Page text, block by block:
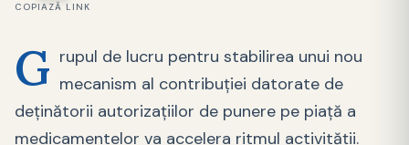
COPIAZĂ LINK
G rupul de lucru pentru stabilirea unui nou
mecanism al contribuției datorate de
deţinătorii autorizaţiilor de punere pe piaţă a
medicamentelor va accelera ritmul activităţii.